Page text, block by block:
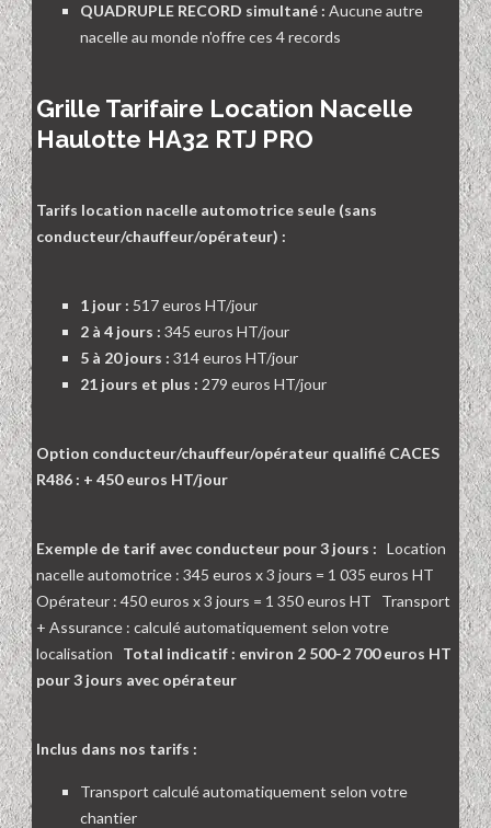
QUADRUPLE RECORD simultané : Aucune autre
nacelle au monde n'offre ces 4 records
Grille Tarifaire Location Nacelle
Haulotte HA32 RTJ PRO
Tarifs location nacelle automotrice seule (sans
conducteur/chauffeur/opérateur) :
1 jour : 517 euros HT/jour
2 à 4 jours : 345 euros HT/jour
5 à 20 jours : 314 euros HT/jour
21 jours et plus : 279 euros HT/jour
Option conducteur/chauffeur/opérateur qualifié CACES
R486 : + 450 euros HT/jour
Exemple de tarif avec conducteur pour 3 jours : Location
nacelle automotrice : 345 euros x 3 jours = 1 035 euros HT
Opérateur : 450 euros x 3 jours = 1 350 euros HT Transport
+ Assurance : calculé automatiquement selon votre
localisation Total indicatif : environ 2 500-2 700 euros HT
pour 3 jours avec opérateur
Inclus dans nos tarifs :
Transport calculé automatiquement selon votre
chantier